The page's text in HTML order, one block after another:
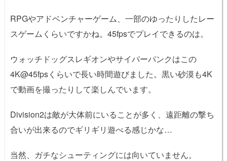
RPGやアドベンチャーゲーム、一部のゆったりしたレー
スゲームくらいですかね。45fpsでプレイできるのは。
ウォッチドッグスレギオンやサイバーパンクはこの
4K@45fpsくらいで長い時間遊びました。黒い砂漠も4K
で動画を撮ったりして楽しんでいます。
Division2は敵が大体前にいることが多く、遠距離の撃ち
合いが出来るのでギリギリ遊べる感じかな…
当然、ガチなシューティングには向いていません。